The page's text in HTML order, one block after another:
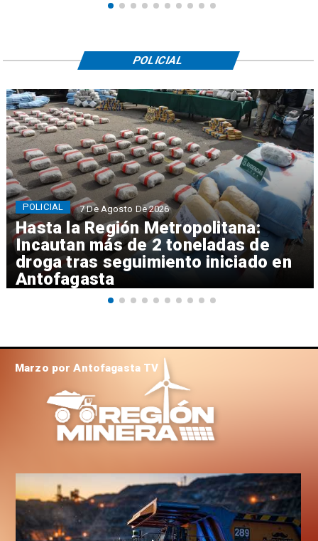
Hasta la Región Metropolitana:
Incautan más de 2 toneladas de
droga tras seguimiento iniciado en
Antofagasta
POLICIAL 7 De Agosto De 2026
POLICIAL
Marzo por Antofagasta TV